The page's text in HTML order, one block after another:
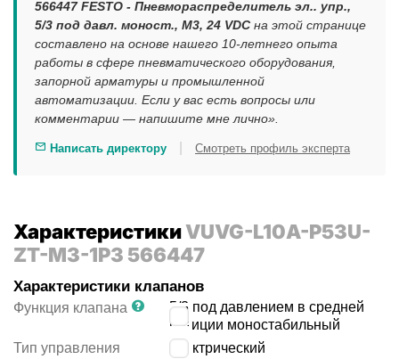
566447 FESTO - Пневмораспределитель эл.. упр.,
5/3 под давл. моност., M3, 24 VDC на этой странице
составлено на основе нашего 10-летнего опыта
работы в сфере пневматического оборудования,
запорной арматуры и промышленной
автоматизации. Если у вас есть вопросы или
комментарии — напишите мне лично».
Написать директору Смотреть профиль эксперта
ХарактеристикиVUVG-L10A-P53U-
ZT-M3-1P3 566447
Характеристики клапанов
Функция клапана
5/3 под давлением в средней
позиции моностабильный
Тип управления
электрический